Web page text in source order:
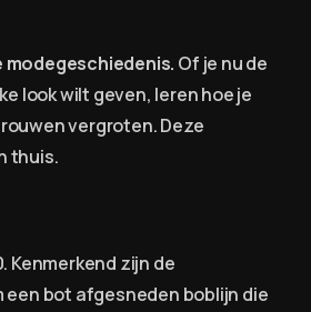
modegeschiedenis. Of je nu de
look wilt geven, leren hoe je
vergroten. Deze
thuis.
Kenmerkend zijn de
bot afgesneden boblijn die